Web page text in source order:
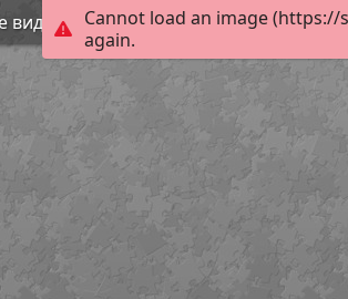
Cannot load an image
again.
виденье»